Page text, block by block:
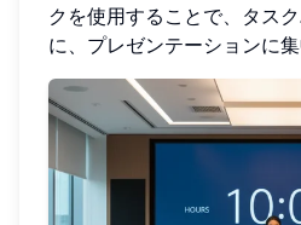
クを使用することで、タス
に、プレゼンテーションに集